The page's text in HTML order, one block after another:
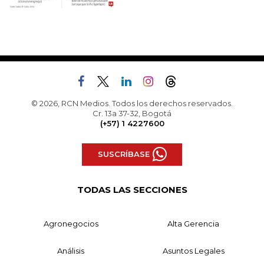
© 2026, RCN Medios. Todos los derechos reservados.
Cr. 13a 37-32, Bogotá
(+57) 1 4227600
SUSCRÍBASE
TODAS LAS SECCIONES
Agronegocios Alta Gerencia
Análisis Asuntos Legales